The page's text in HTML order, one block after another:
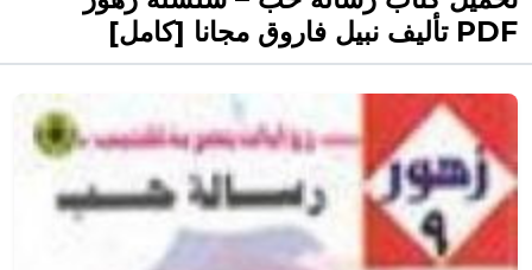
PDF تأليف نبيل فاروق مجانا [كامل]